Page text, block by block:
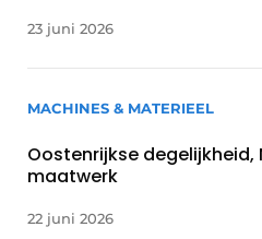
23 juni 2026
MACHINES & MATERIEEL
Oostenrijkse degelijkheid,
maatwerk
22 juni 2026